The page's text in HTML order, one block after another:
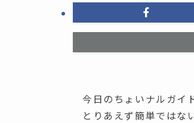
今日のちょいナルガイ
とりあえず簡単ではな